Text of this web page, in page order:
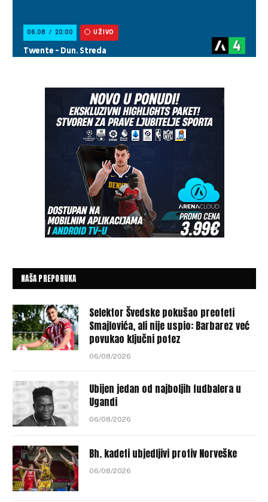
NAŠA PREPORUKA
Selektor Švedske pokušao preoteti
Smajlovića, ali nije uspio: Barbarez već
povukao ključni potez
06/08/2026
Ubijen jedan od najboljih fudbalera u
Ugandi
06/08/2026
Bh. kadeti ubjedljivi protiv Norveške
06/08/2026